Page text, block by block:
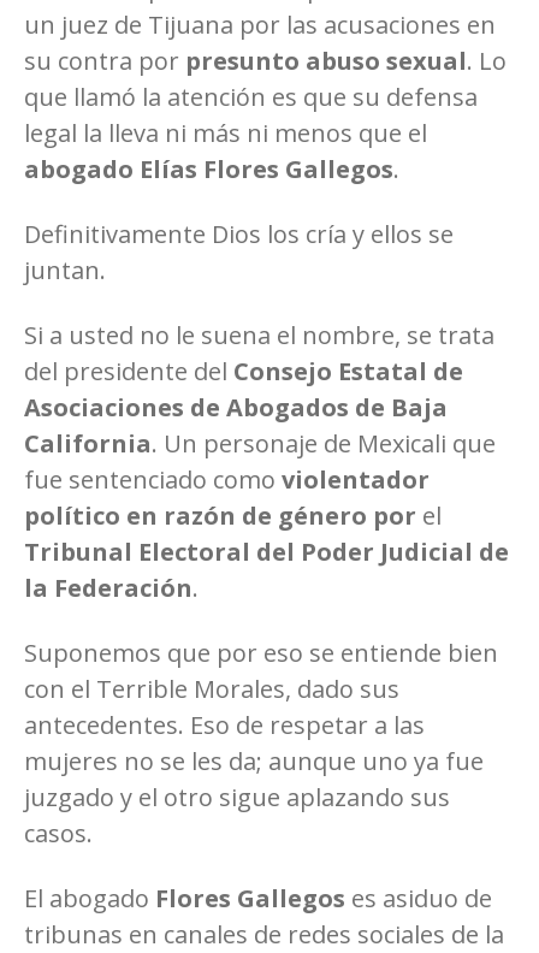
un juez de Tijuana por las acusaciones en
su contra por presunto abuso sexual. Lo
que llamó la atención es que su defensa
legal la lleva ni más ni menos que el
abogado Elías Flores Gallegos.
Definitivamente Dios los cría y ellos se
juntan.
Si a usted no le suena el nombre, se trata
del presidente del Consejo Estatal de
Asociaciones de Abogados de Baja
California. Un personaje de Mexicali que
fue sentenciado como violentador
político en razón de género por el
Tribunal Electoral del Poder Judicial de
la Federación.
Suponemos que por eso se entiende bien
con el Terrible Morales, dado sus
antecedentes. Eso de respetar a las
mujeres no se les da; aunque uno ya fue
juzgado y el otro sigue aplazando sus
casos.
El abogado Flores Gallegos es asiduo de
tribunas en canales de redes sociales de la